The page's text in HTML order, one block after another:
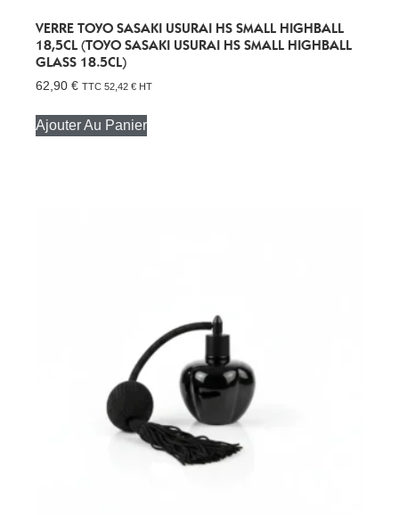
VERRE TOYO SASAKI USURAI HS SMALL HIGHBALL
18,5CL (TOYO SASAKI USURAI HS SMALL HIGHBALL
GLASS 18.5CL)
62,90 € TTC 52,42 € HT
Ajouter Au Panier